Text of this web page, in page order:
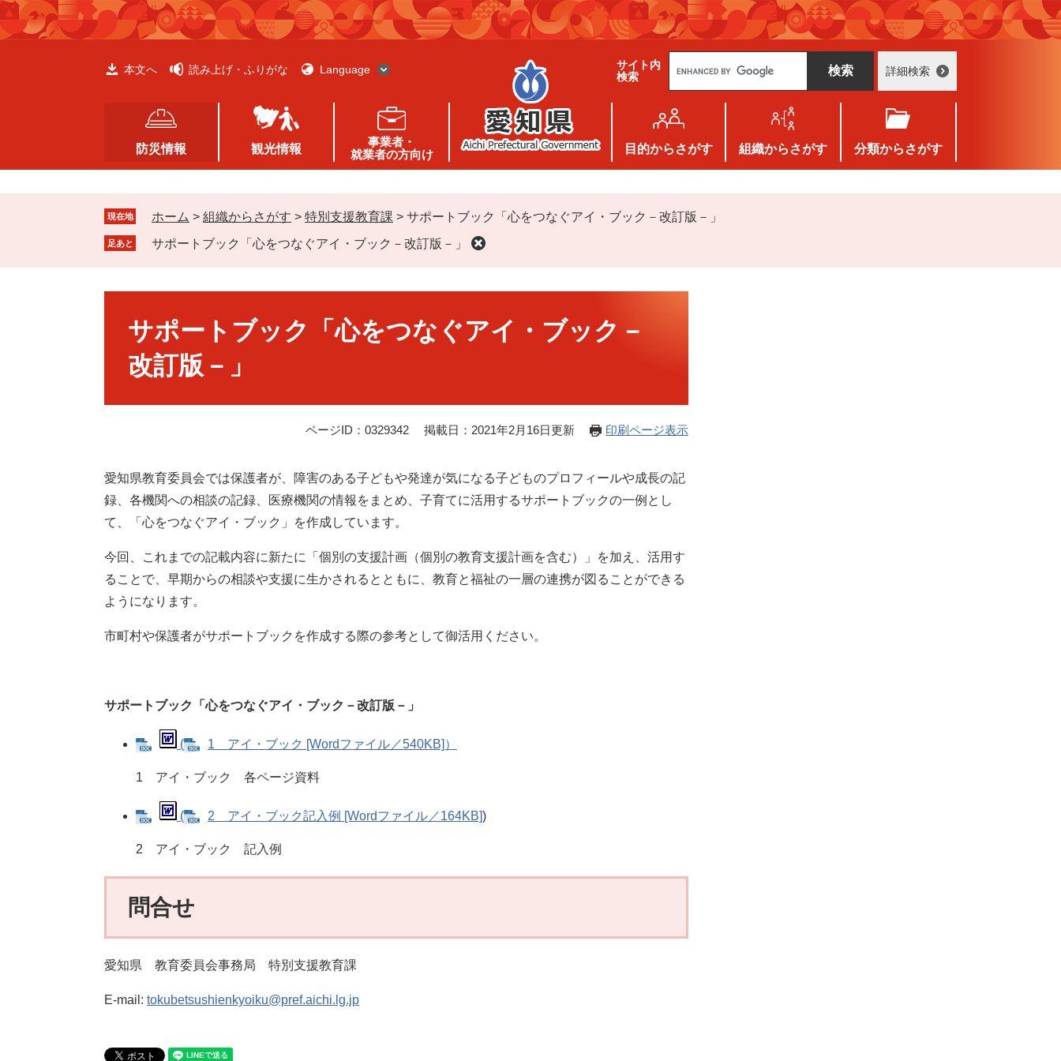
ペ
ー
メ
ニ
本文へ 読み上げ・ふりがな Language
サイト内
検索
g
e
カ
タ
ム
検
詳細検索
防災情報 観光情報
事業者・
就業者の方向け
目的からさがす 組織からさがす 分類からさがす
現在地 ホーム > 組織からさがす > 特別支援教育課 > サポートブック「心をつなぐアイ・ブック－改訂版－」
足あと サポートブック「心をつなぐアイ・ブック－改訂版－」
サポートブック「心をつなぐアイ・ブック－
改訂版－」
ページID：0329342 掲載日：2021年2月16日更新 印刷ページ表示
愛知県教育委員会では保護者が、障害のある子どもや発達が気になる子どものプロフィールや成長の記
録、各機関への相談の記録、医療機関の情報をまとめ、子育てに活用するサポートブックの一例とし
て、「心をつなぐアイ・ブック」を作成しています。
今回、これまでの記載内容に新たに「個別の支援計画（個別の教育支援計画を含む）」を加え、活用す
ることで、早期からの相談や支援に生かされるとともに、教育と福祉の一層の連携が図ることができる
ようになります。
市町村や保護者がサポートブックを作成する際の参考として御活用ください。
サポートブック「心をつなぐアイ・ブック－改訂版－」
( 1 アイ・ブック [Wordファイル／540KB]）
1 アイ・ブック 各ページ資料
( 2 アイ・ブック記入例 [Wordファイル／164KB])
2 アイ・ブック 記入例
問合せ
愛知県 教育委員会事務局 特別支援教育課
E-mail: tokubetsushienkyoiku@pref.aichi.lg.jp